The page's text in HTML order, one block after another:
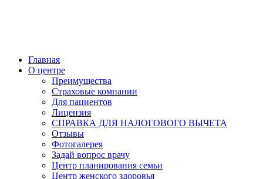
Главная
О центре
Преимущества
Страховые компании
Для пациентов
Лицензия
СПРАВКА ДЛЯ НАЛОГОВОГО ВЫЧЕТА
Отзывы
Фотогалерея
Задай вопрос врачу
Центр планирования семьи
Центр женского здоровья